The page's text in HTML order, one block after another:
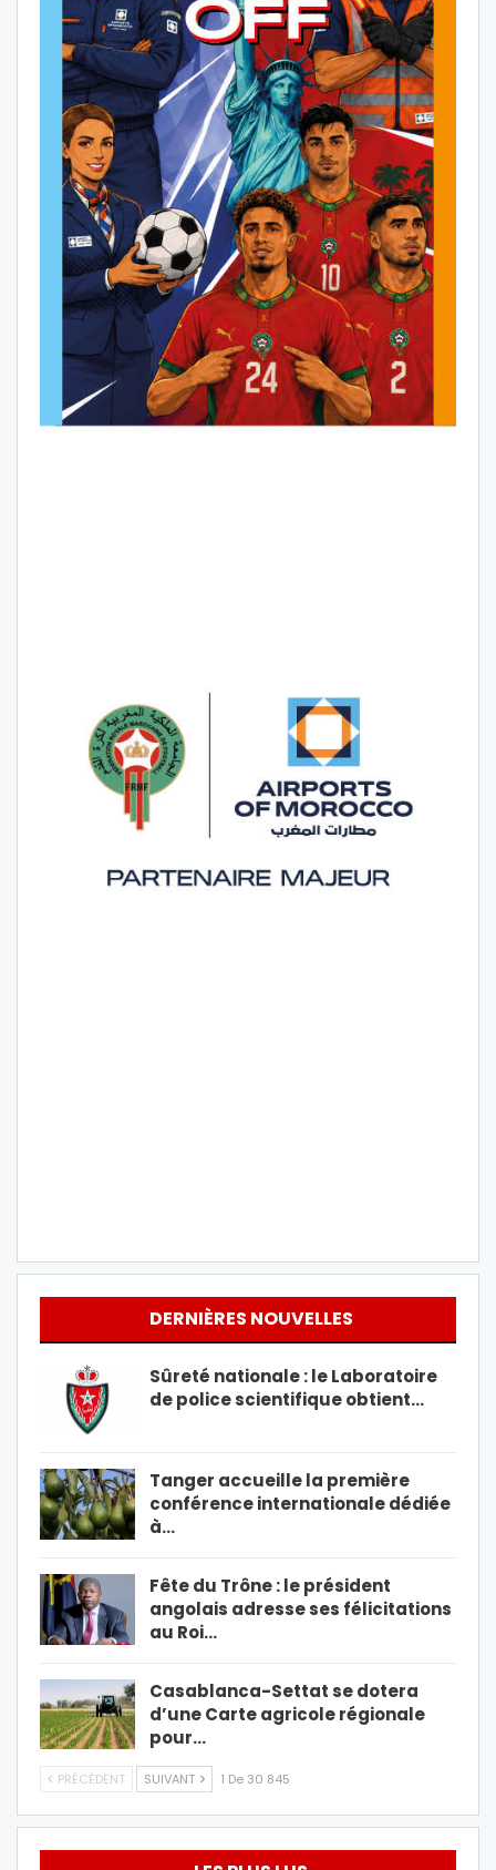
DERNIÈRES NOUVELLES
Sûreté nationale : le Laboratoire
de police scientifique obtient…
Tanger accueille la première
conférence internationale dédiée
à…
Fête du Trône : le président
angolais adresse ses félicitations
au Roi…
Casablanca-Settat se dotera
d’une Carte agricole régionale
pour…
PRÉCÉDENT SUIVANT 1 De 30 845